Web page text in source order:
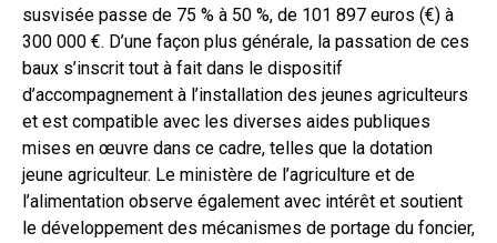
susvisée passe de 75 % à 50 %, de 101 897 euros (€) à
300 000 €. D’une façon plus générale, la passation de ces
baux s’inscrit tout à fait dans le dispositif
d’accompagnement à l’installation des jeunes agriculteurs
et est compatible avec les diverses aides publiques
mises en œuvre dans ce cadre, telles que la dotation
jeune agriculteur. Le ministère de l’agriculture et de
l’alimentation observe également avec intérêt et soutient
le développement des mécanismes de portage du foncier,